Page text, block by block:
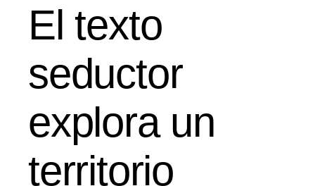
El texto
seductor
explora un
territorio